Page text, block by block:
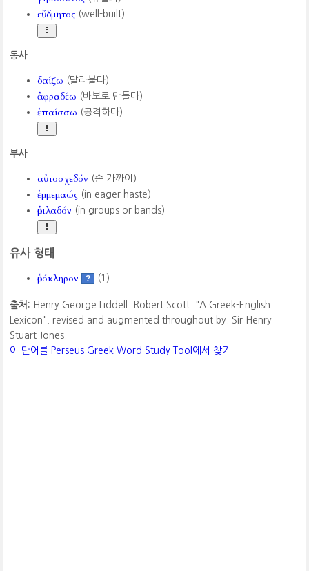
εὔδμητος (well-built)
동사
δαίζω (달라붙다)
ἀφραδέω (바보로 만들다)
ἐπαίσσω (공격하다)
부사
αὐτοσχεδόν (손 가까이)
ἐμμεμαώς (in eager haste)
ὁμιλαδόν (in groups or bands)
유사 형태
ὁμόκληρον ? (1)
출처: Henry George Liddell. Robert Scott. "A Greek-English
Lexicon". revised and augmented throughout by. Sir Henry
Stuart Jones.
이 단어를 Perseus Greek Word Study Tool에서 찾기